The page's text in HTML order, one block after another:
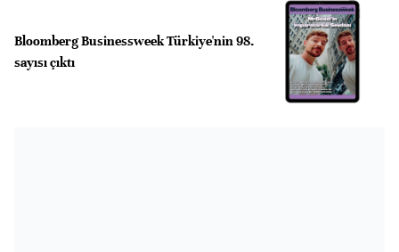
Bloomberg Businessweek Türkiye'nin 98.
sayısı çıktı